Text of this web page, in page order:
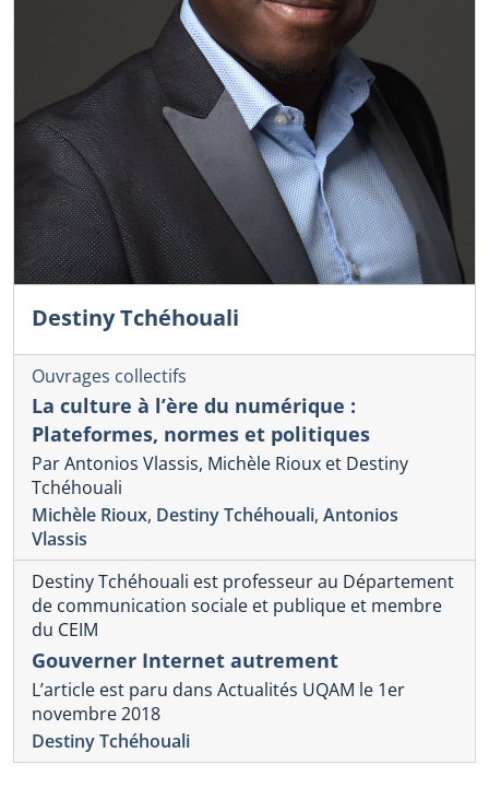
Destiny Tchéhouali
Ouvrages collectifs
La culture à l’ère du numérique :
Plateformes, normes et politiques
Par Antonios Vlassis, Michèle Rioux et Destiny
Tchéhouali
Michèle Rioux, Destiny Tchéhouali, Antonios
Vlassis
Destiny Tchéhouali est professeur au Département
de communication sociale et publique et membre
du CEIM
Gouverner Internet autrement
L’article est paru dans Actualités UQAM le 1er
novembre 2018
Destiny Tchéhouali